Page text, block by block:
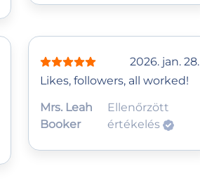
2026. jan. 28.
Likes, followers, all worked!
Mrs. Leah
Booker
Ellenőrzött
értékelés